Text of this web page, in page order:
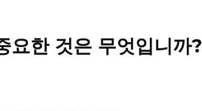
요한 것은 무엇입니까?